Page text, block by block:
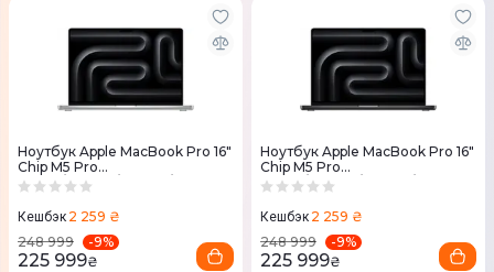
Ноутбук Apple MacBook Pro 16"
Chip M5 Pro
18CPU/20GPU/48RAM/1TB
Кешбэк 2 259 ₴
248 999
-9%
225 999₴
Ноутбук Apple MacBook Pro 16"
Chip M5 Pro
18CPU/20GPU/48RAM/1TB
Кешбэк 2 259 ₴
248 999
-9%
225 999₴